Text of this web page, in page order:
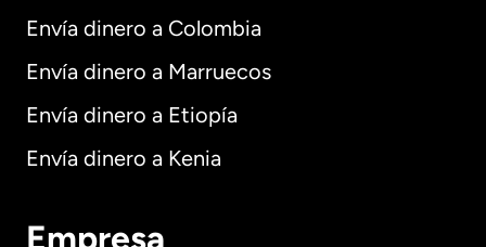
Envía dinero a Colombia
Envía dinero a Marruecos
Envía dinero a Etiopía
Envía dinero a Kenia
Empresa